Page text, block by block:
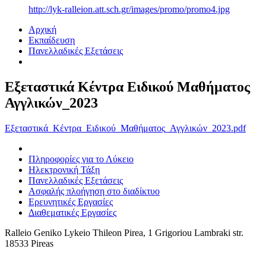
http://lyk-ralleion.att.sch.gr/images/promo/promo4.jpg
Αρχική
Εκπαίδευση
Πανελλαδικές Εξετάσεις
Εξεταστικά Κέντρα Ειδικού Μαθήματος
Αγγλικών_2023
Εξεταστικά_Κέντρα_Ειδικού_Μαθήματος_Αγγλικών_2023.pdf
Πληροφορίες για το Λύκειο
Ηλεκτρονική Τάξη
Πανελλαδικές Εξετάσεις
Ασφαλής πλοήγηση στο διαδίκτυο
Ερευνητικές Εργασίες
Διαθεματικές Εργασίες
Ralleio Geniko Lykeio Thileon Pirea, 1 Grigoriou Lambraki str.
18533 Pireas